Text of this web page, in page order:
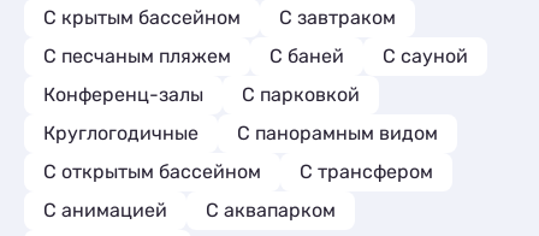
С крытым бассейном
С завтраком
С песчаным пляжем
С баней
С сауной
Конференц-залы
С парковкой
Круглогодичные
С панорамным видом
С открытым бассейном
С трансфером
С анимацией
С аквапарком